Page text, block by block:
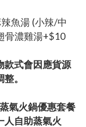
魚湯 (小辣/中
骨濃雞湯+$10
款式會因應貨源
。
氣火鍋優惠套餐
人自助蒸氣火